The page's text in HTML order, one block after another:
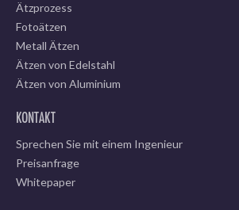
Ätzprozess
Fotoätzen
Metall Ätzen
Ätzen von Edelstahl
Ätzen von Aluminium
KONTAKT
Sprechen Sie mit einem Ingenieur
Preisanfrage
Whitepaper